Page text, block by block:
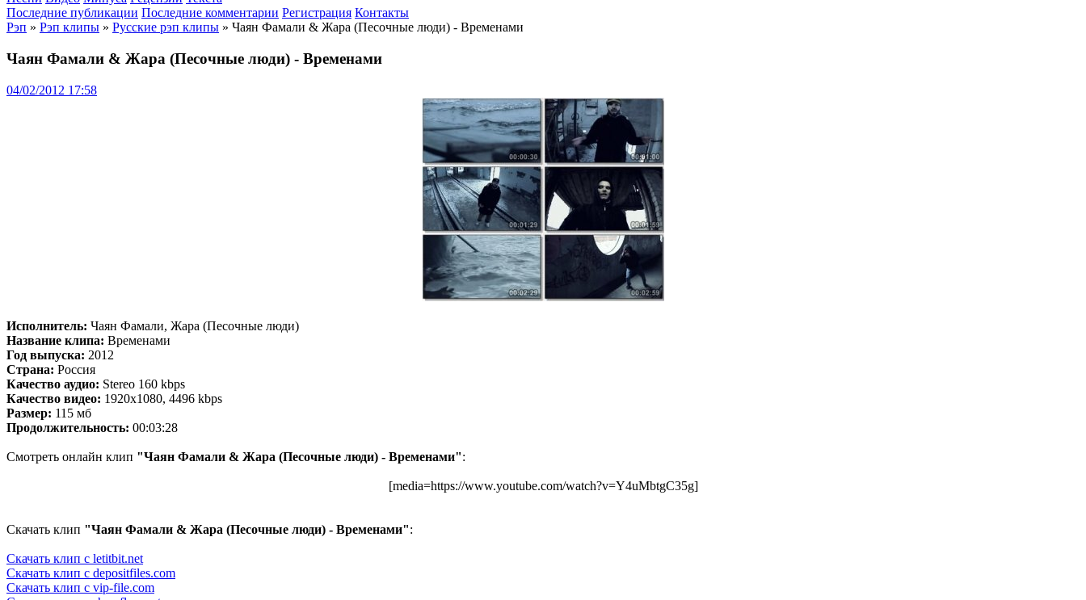
Последние публикации Последние комментарии Регистрация Контакты
Рэп » Рэп клипы » Русские рэп клипы » Чаян Фамали & Жара (Песочные люди) - Временами
Чаян Фамали & Жара (Песочные люди) - Временами
04/02/2012 17:58
Исполнитель: Чаян Фамали, Жара (Песочные люди)
Название клипа: Временами
Год выпуска: 2012
Страна: Россия
Качество аудио: Stereo 160 kbps
Качество видео: 1920x1080, 4496 kbps
Размер: 115 мб
Продолжительность: 00:03:28
Смотреть онлайн клип "Чаян Фамали & Жара (Песочные люди) - Временами":
[media=https://www.youtube.com/watch?v=Y4uMbtgC35g]
Скачать клип "Чаян Фамали & Жара (Песочные люди) - Временами":
Скачать клип с letitbit.net
Скачать клип с depositfiles.com
Скачать клип с vip-file.com